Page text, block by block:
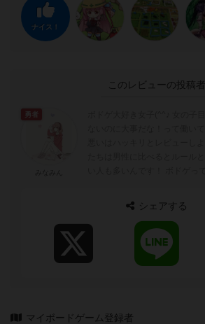
ナイス！
このレビューの投稿者
勇者
シェアする
マイボードゲーム登録者